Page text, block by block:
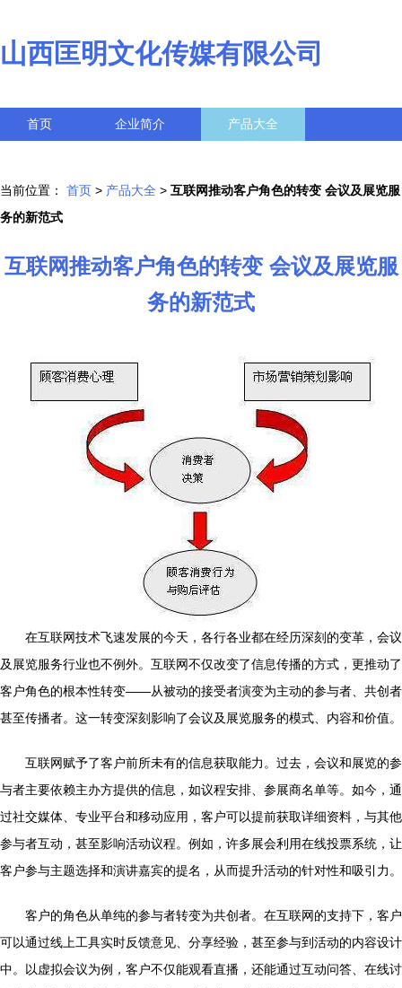
山西匡明文化传媒有限公司
首页 企业简介 产品大全
当前位置： 首页 > 产品大全 > 互联网推动客户角色的转变 会议及展览服
务的新范式
互联网推动客户角色的转变 会议及展览服
务的新范式
在互联网技术飞速发展的今天，各行各业都在经历深刻的变革，会议
及展览服务行业也不例外。互联网不仅改变了信息传播的方式，更推动了
客户角色的根本性转变——从被动的接受者演变为主动的参与者、共创者
甚至传播者。这一转变深刻影响了会议及展览服务的模式、内容和价值。
互联网赋予了客户前所未有的信息获取能力。过去，会议和展览的参
与者主要依赖主办方提供的信息，如议程安排、参展商名单等。如今，通
过社交媒体、专业平台和移动应用，客户可以提前获取详细资料，与其他
参与者互动，甚至影响活动议程。例如，许多展会利用在线投票系统，让
客户参与主题选择和演讲嘉宾的提名，从而提升活动的针对性和吸引力。
客户的角色从单纯的参与者转变为共创者。在互联网的支持下，客户
可以通过线上工具实时反馈意见、分享经验，甚至参与到活动的内容设计
中。以虚拟会议为例，客户不仅能观看直播，还能通过互动问答、在线讨